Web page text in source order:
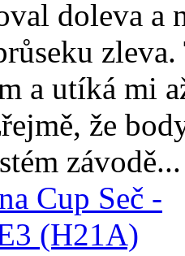
doleva a
a utíká mi
že
závodě...